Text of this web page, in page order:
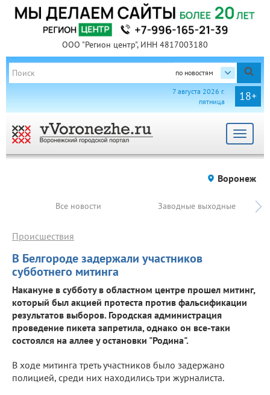
ООО "Регион центр", ИНН 4817003180
по новостям
18+
7 августа 2026 г.
пятница
Toggle
Воронеж
Все новости Заводные выходные
В Белгороде задержали участников
субботнего митинга
Происшествия
Накануне в субботу в областном центре прошел митинг,
который был акцией протеста против фальсификации
результатов выборов. Городская администрация
проведение пикета запретила, однако он все-таки
состоялся на аллее у остановки "Родина".
В ходе митинга треть участников было задержано
полицией, среди них находились три журналиста.